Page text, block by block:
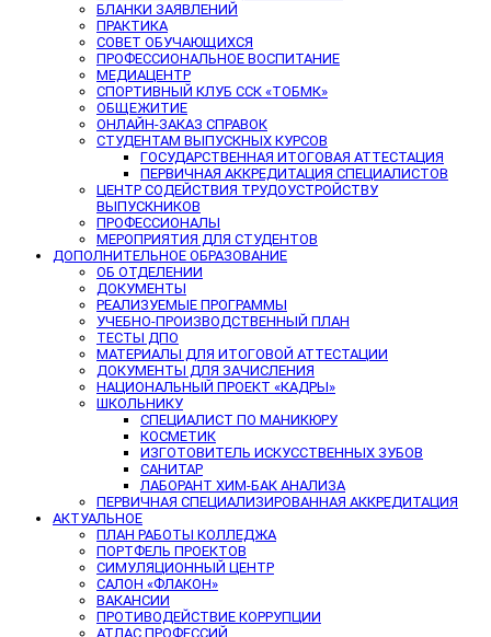
БЛАНКИ ЗАЯВЛЕНИЙ
ПРАКТИКА
СОВЕТ ОБУЧАЮЩИХСЯ
ПРОФЕССИОНАЛЬНОЕ ВОСПИТАНИЕ
МЕДИАЦЕНТР
СПОРТИВНЫЙ КЛУБ ССК «ТОБМК»
ОБЩЕЖИТИЕ
ОНЛАЙН-ЗАКАЗ СПРАВОК
СТУДЕНТАМ ВЫПУСКНЫХ КУРСОВ
ГОСУДАРСТВЕННАЯ ИТОГОВАЯ АТТЕСТАЦИЯ
ПЕРВИЧНАЯ АККРЕДИТАЦИЯ СПЕЦИАЛИСТОВ
ЦЕНТР СОДЕЙСТВИЯ ТРУДОУСТРОЙСТВУ
ВЫПУСКНИКОВ
ПРОФЕССИОНАЛЫ
МЕРОПРИЯТИЯ ДЛЯ СТУДЕНТОВ
ДОПОЛНИТЕЛЬНОЕ ОБРАЗОВАНИЕ
ОБ ОТДЕЛЕНИИ
ДОКУМЕНТЫ
РЕАЛИЗУЕМЫЕ ПРОГРАММЫ
УЧЕБНО-ПРОИЗВОДСТВЕННЫЙ ПЛАН
ТЕСТЫ ДПО
МАТЕРИАЛЫ ДЛЯ ИТОГОВОЙ АТТЕСТАЦИИ
ДОКУМЕНТЫ ДЛЯ ЗАЧИСЛЕНИЯ
НАЦИОНАЛЬНЫЙ ПРОЕКТ «КАДРЫ»
ШКОЛЬНИКУ
СПЕЦИАЛИСТ ПО МАНИКЮРУ
КОСМЕТИК
ИЗГОТОВИТЕЛЬ ИСКУССТВЕННЫХ ЗУБОВ
САНИТАР
ЛАБОРАНТ ХИМ-БАК АНАЛИЗА
ПЕРВИЧНАЯ СПЕЦИАЛИЗИРОВАННАЯ АККРЕДИТАЦИЯ
АКТУАЛЬНОЕ
ПЛАН РАБОТЫ КОЛЛЕДЖА
ПОРТФЕЛЬ ПРОЕКТОВ
СИМУЛЯЦИОННЫЙ ЦЕНТР
САЛОН «ФЛАКОН»
ВАКАНСИИ
ПРОТИВОДЕЙСТВИЕ КОРРУПЦИИ
АТЛАС ПРОФЕССИЙ